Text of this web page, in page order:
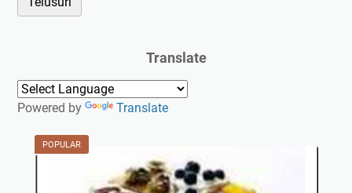
Translate
Powered by Translate
POPULAR